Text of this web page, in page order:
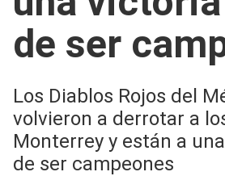
de ser
Los Diablos Rojos del
volvieron a derrotar a
Monterrey y están a
de ser campeones